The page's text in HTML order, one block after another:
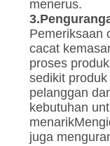
menerus.
3.
Pemeriksaan
cacat
proses
sedikit
pelanggan
kebutuhan
juga